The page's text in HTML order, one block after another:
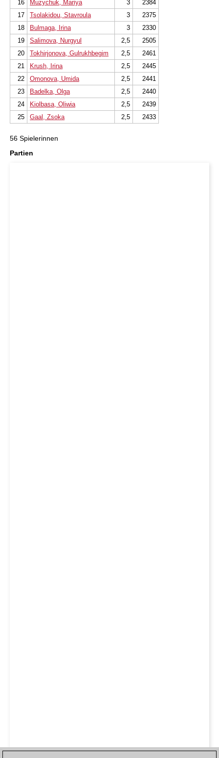
16
Muzychuk, Mariya 3
2384
17
Tsolakidou, Stavroula 3
2375
18
Bulmaga, Irina 3
2330
19
Salimova, Nurgyul 2,5
2505
20
Tokhirjonova, Gulrukhbegim 2,5
2461
21
Krush, Irina 2,5
2445
22
Omonova, Umida 2,5
2441
23
Badelka, Olga 2,5
2440
24
Kiolbasa, Oliwia 2,5
2439
25
Gaal, Zsoka 2,5 2433
56 Spielerinnen
Partien